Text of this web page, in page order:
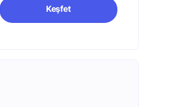
Keşfet